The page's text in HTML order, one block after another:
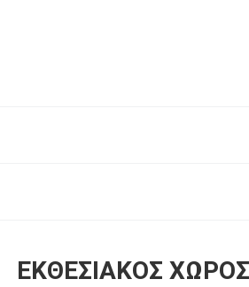
ΕΚΘΕΣΙΑΚΌΣ ΧΏΡΟΣ